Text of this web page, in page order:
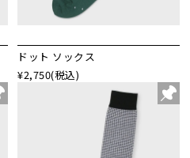
ドット ソックス
¥2,750(税込)